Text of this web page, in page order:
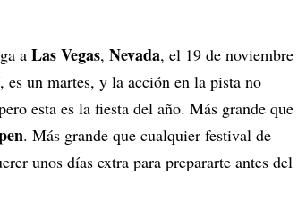
a Las Vegas, Nevada, el 19 de noviembre
es un martes, y la acción en la pista no
esta es la fiesta del año. Más grande que
. Más grande que cualquier festival de
unos días extra para prepararte antes del